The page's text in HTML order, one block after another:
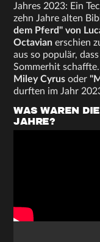
Jahres 2023: Ein
zehn Jahre alten
dem Pferd" von
Octavian erschien
aus so populär,
Sommerhit
Miley Cyrus oder
durften im Jahr
WAS WAREN
JAHRE?